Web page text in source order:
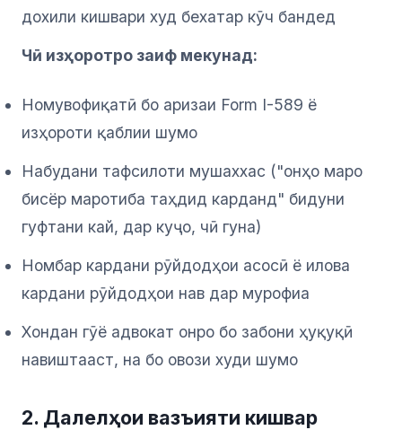
дохили кишвари худ бехатар кӯч бандед
Чӣ изҳоротро заиф мекунад:
Номувофиқатӣ бо аризаи Form I-589 ё
изҳороти қаблии шумо
Набудани тафсилоти мушаххас ("онҳо маро
бисёр маротиба таҳдид карданд" бидуни
гуфтани кай, дар куҷо, чӣ гуна)
Номбар кардани рӯйдодҳои асосӣ ё илова
кардани рӯйдодҳои нав дар мурофиа
Хондан гӯё адвокат онро бо забони ҳуқуқӣ
навиштааст, на бо овози худи шумо
2. Далелҳои вазъияти кишвар